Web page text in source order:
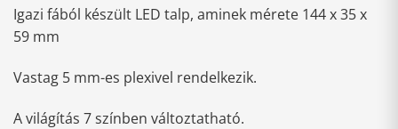
Igazi fából készült LED talp, aminek mérete 144 x 35 x
59 mm
Vastag 5 mm-es plexivel rendelkezik.
A világítás 7 színben változtatható.